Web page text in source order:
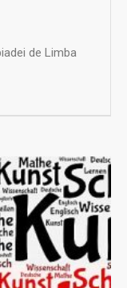
de Limba